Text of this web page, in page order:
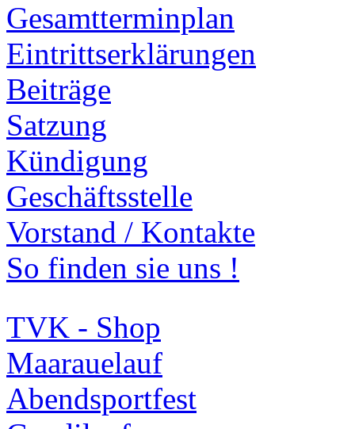
Gesamtterminplan
Eintrittserklärungen
Beiträge
Satzung
Kündigung
Geschäftsstelle
Vorstand / Kontakte
So finden sie uns !
TVK - Shop
Maarauelauf
Abendsportfest